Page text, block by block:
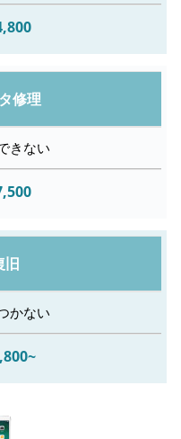
修理
きない
旧
かない